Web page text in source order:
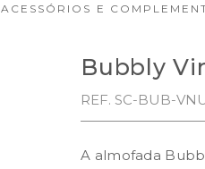
ACESSÓRIOS E
Bubbly
REF. SC-BUB-
A almofada